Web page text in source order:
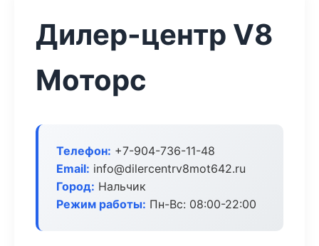
Дилер-центр V8
Моторс
Телефон: +7-904-736-11-48
Email: info@dilercentrv8mot642.ru
Город: Нальчик
Режим работы: Пн-Вс: 08:00-22:00